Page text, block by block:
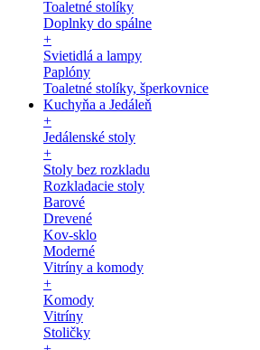
Toaletné stolíky
Doplnky do spálne
+
Svietidlá a lampy
Paplóny
Toaletné stolíky, šperkovnice
Kuchyňa a Jedáleň
+
Jedálenské stoly
+
Stoly bez rozkladu
Rozkladacie stoly
Barové
Drevené
Kov-sklo
Moderné
Vitríny a komody
+
Komody
Vitríny
Stoličky